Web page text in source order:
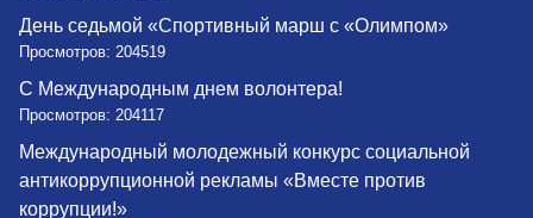
День седьмой «Спортивный марш с «Олимпом»
Просмотров: 204519
С Международным днем волонтера!
Просмотров: 204117
Международный молодежный конкурс социальной
антикоррупционной рекламы «Вместе против
коррупции!»